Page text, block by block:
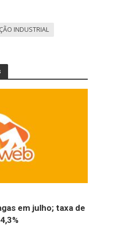
INDUSTRIAL
em julho; taxa de